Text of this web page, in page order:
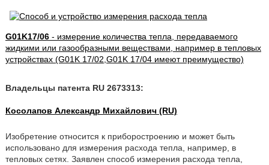
G01K17/06- измерение количества тепла, передаваемого
жидкими или газообразными веществами, например в тепловых
устройствах (G01K 17/02,G01K 17/04 имеют преимущество)
Владельцы патента RU 2673313:
Косолапов Александр Михайлович (RU)
Изобретение относится к приборостроению и может быть
использовано для измерения расхода тепла, например, в
тепловых сетях. Заявлен способ измерения расхода тепла,